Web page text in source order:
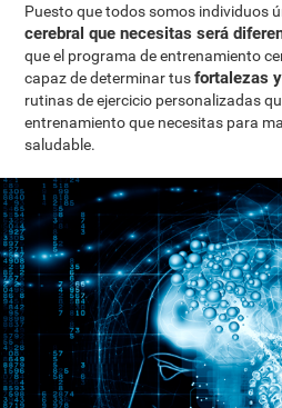
Puesto que todos somos individuos
cerebral que necesitas será
que el programa de entrenamiento
capaz de determinar tusfortalezas
rutinas de ejercicio personalizadas
entrenamiento que necesitas para
saludable.